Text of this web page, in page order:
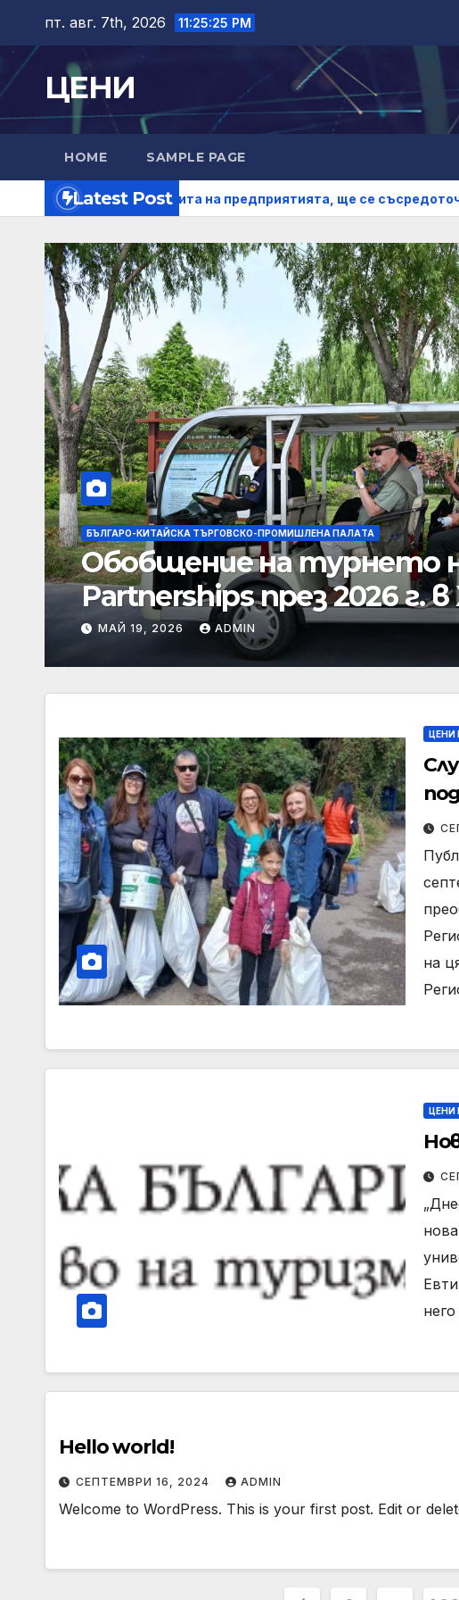
content
пт. авг. 7th, 2026 11:25:26 PM
ЦЕНИ
HOME SAMPLE PAGE
Latest Post
правната защита на предприятията, ще се съсредоточи
БЪЛГАРО-КИТАЙСКА ТЪРГОВСКО-ПРОМИШЛЕНА ПАЛAТА
Обобщение на турнето
Partnerships през 2026 г. в
МАЙ 19, 2026 ADMIN
ЦЕНИ
на
ЦЕНИ
Hello world!
СЕПТЕМВРИ 16, 2024 ADMIN
Welcome to WordPress. This is your first post. Edit or